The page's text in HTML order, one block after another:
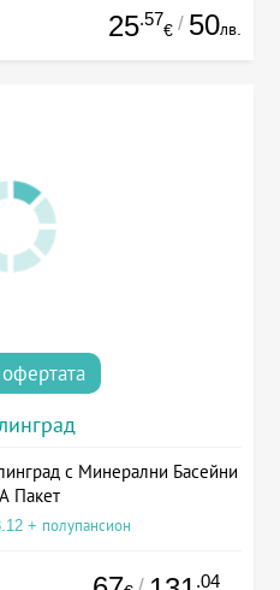
25.57
€ / 50лв.
с Минерални Басейни
Пакет
+ полупансион
.04